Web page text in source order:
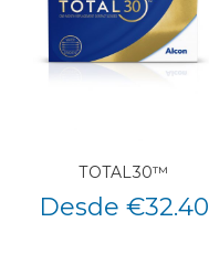
TOTAL30™
Desde €32.40